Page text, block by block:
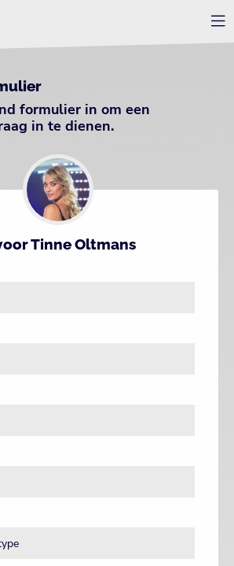
formulier in om een
in te dienen.
Tinne Oltmans